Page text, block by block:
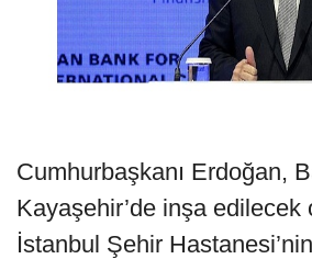
Cumhurbaşkanı Erdoğan,
Kayaşehir’de inşa edilecek
İstanbul Şehir